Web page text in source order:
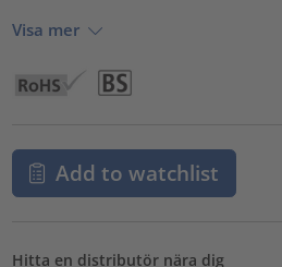
Visa mer
Add to watchlist
Hitta en distributör nära dig